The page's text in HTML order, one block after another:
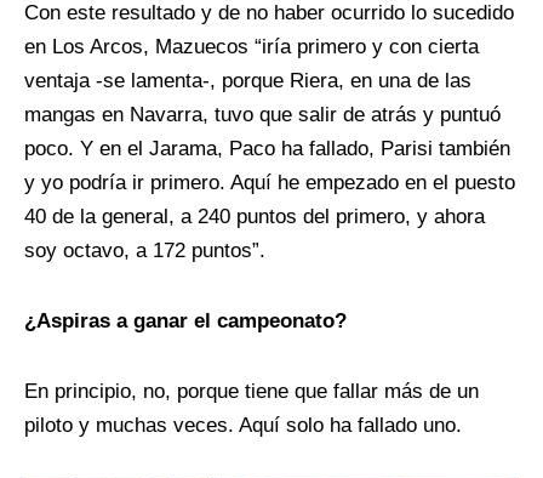
Con este resultado y de no haber ocurrido lo sucedido
en Los Arcos, Mazuecos “iría primero y con cierta
ventaja -se lamenta-, porque Riera, en una de las
mangas en Navarra, tuvo que salir de atrás y puntuó
poco. Y en el Jarama, Paco ha fallado, Parisi también
y yo podría ir primero. Aquí he empezado en el puesto
40 de la general, a 240 puntos del primero, y ahora
soy octavo, a 172 puntos”.
¿Aspiras a ganar el campeonato?
En principio, no, porque tiene que fallar más de un
piloto y muchas veces. Aquí solo ha fallado uno.